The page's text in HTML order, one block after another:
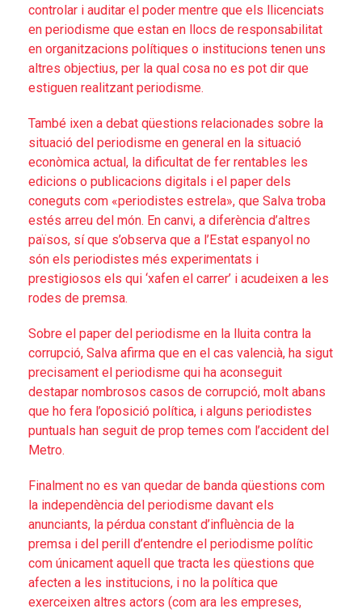
controlar i auditar el poder mentre que els llicenciats
en periodisme que estan en llocs de responsabilitat
en organitzacions polítiques o institucions tenen uns
altres objectius, per la qual cosa no es pot dir que
estiguen realitzant periodisme.
També ixen a debat qüestions relacionades sobre la
situació del periodisme en general en la situació
econòmica actual, la dificultat de fer rentables les
edicions o publicacions digitals i el paper dels
coneguts com «periodistes estrela», que Salva troba
estés arreu del món. En canvi, a diferència d’altres
països, sí que s’observa que a l’Estat espanyol no
són els periodistes més experimentats i
prestigiosos els qui ‘xafen el carrer’ i acudeixen a les
rodes de premsa.
Sobre el paper del periodisme en la lluita contra la
corrupció, Salva afirma que en el cas valencià, ha sigut
precisament el periodisme qui ha aconseguit
destapar nombrosos casos de corrupció, molt abans
que ho fera l’oposició política, i alguns periodistes
puntuals han seguit de prop temes com l’accident del
Metro.
Finalment no es van quedar de banda qüestions com
la independència del periodisme davant els
anunciants, la pérdua constant d’influència de la
premsa i del perill d’entendre el periodisme polític
com únicament aquell que tracta les qüestions que
afecten a les institucions, i no la política que
exerceixen altres actors (com ara les empreses,